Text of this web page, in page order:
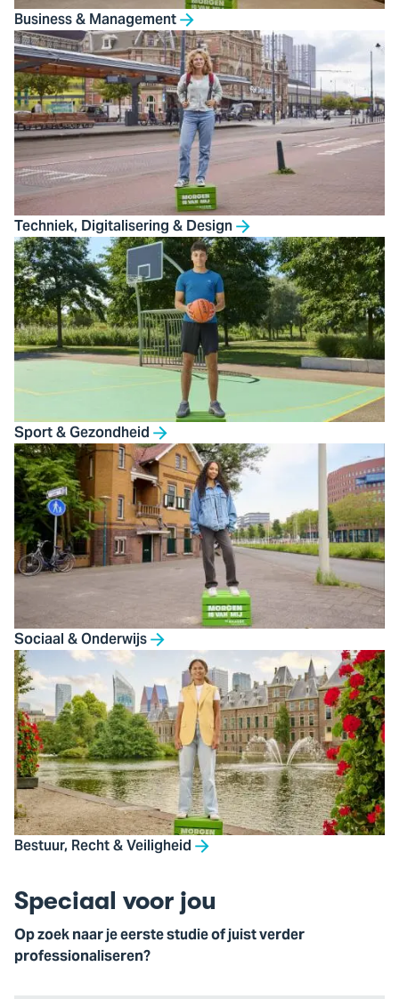
Business & Management
Techniek, Digitalisering & Design
Sport & Gezondheid
Sociaal & Onderwijs
Bestuur, Recht & Veiligheid
Speciaal voor jou
Op zoek naar je eerste studie of juist verder
professionaliseren?